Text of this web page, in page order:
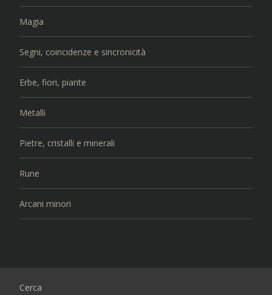
Magia
Segni, coincidenze e sincronicità
Erbe, fiori, piante
Metalli
Pietre, cristalli e minerali
Rune
Arcani minori
Cerca